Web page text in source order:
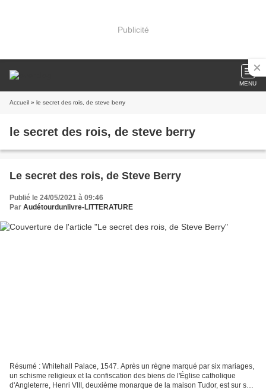
Publicité
MENU
Accueil » le secret des rois, de steve berry
le secret des rois, de steve berry
Le secret des rois, de Steve Berry
Publié le 24/05/2021 à 09:46
Par Audétourdunlivre-LITTERATURE
Résumé : Whitehall Palace, 1547. Après un règne marqué par six mariages,
un schisme religieux et la confiscation des biens de l'Église catholique
d'Angleterre, Henri VIII, deuxième monarque de la maison Tudor, est sur son